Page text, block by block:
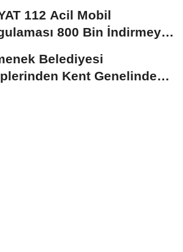
112 Acil Mobil
800 Bin İndirmeyi
Belediyesi
Kent Genelinde